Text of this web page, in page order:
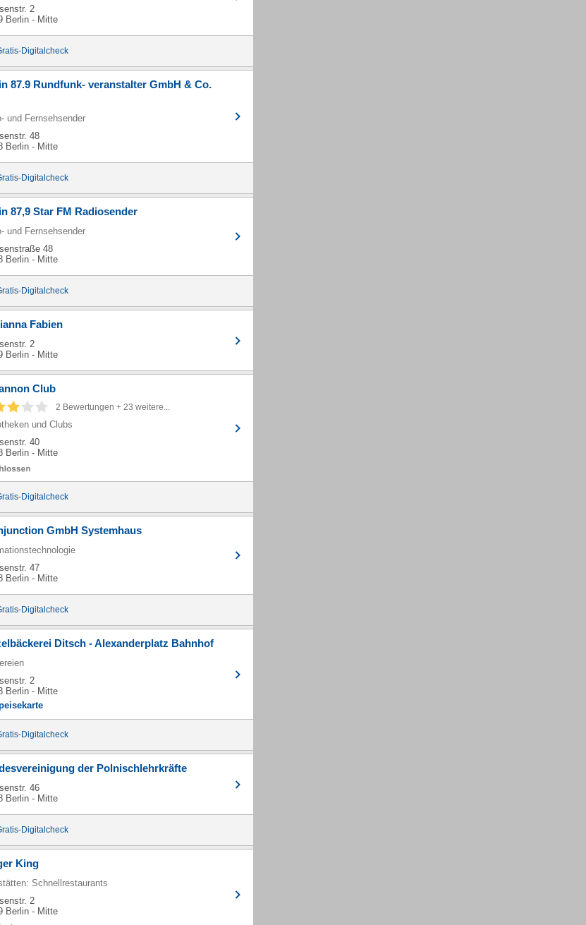
2
Berlin - Mitte
Digitalcheck
87.9 Rundfunk- veranstalter GmbH & Co.
und Fernsehsender
48
Berlin - Mitte
Digitalcheck
87,9 Star FM Radiosender
und Fernsehsender
48
Berlin - Mitte
Digitalcheck
Fabien
2
Berlin - Mitte
Club
2 Bewertungen + 23 weitere...
und Clubs
40
Berlin - Mitte
Digitalcheck
GmbH Systemhaus
47
Berlin - Mitte
Digitalcheck
Ditsch - Alexanderplatz Bahnhof
2
Berlin - Mitte
Digitalcheck
der Polnischlehrkräfte
46
Berlin - Mitte
Digitalcheck
King
Schnellrestaurants
2
Berlin - Mitte